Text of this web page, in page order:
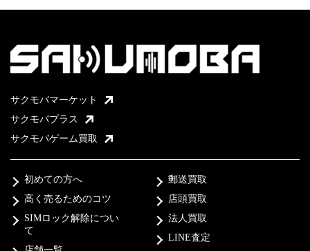
サクモバマーケット
サクモバプラス
サクモバゲーム買取
初めての方へ
高く売るためのコツ
SIMロック解除につい
て
郵送買取
店頭買取
法人買取
LINE査定